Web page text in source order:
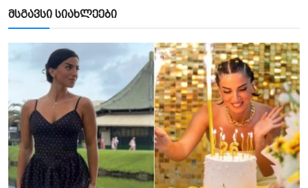
მსგავსი სიახლეები